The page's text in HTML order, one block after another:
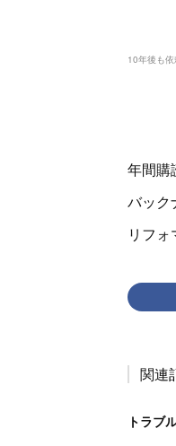
10年後も
年間購
バック
リフ
関連
トラブ